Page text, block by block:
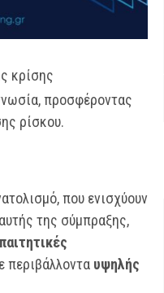
κρίσης
προσφέροντας
ρίσκου.
που ενισχύουν
της σύμπραξης,
περιβάλλοντα υψηλής